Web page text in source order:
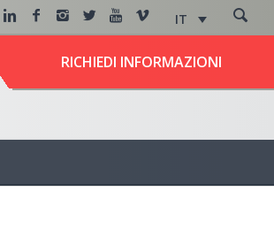
IT
RICHIEDI INFORMAZIONI